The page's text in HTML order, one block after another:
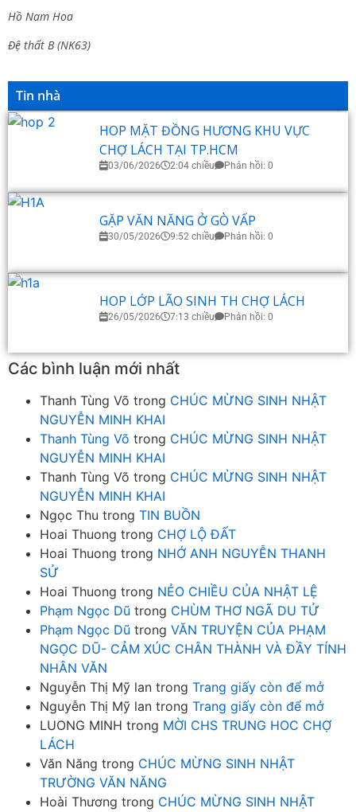
Hồ Nam Hoa
Đệ thất B (NK63)
Tin nhà
HOP MẶT ĐỒNG HƯƠNG KHU VỰC
CHỢ LÁCH TẠI TP.HCM
03/06/2026 2:04 chiều Phản hồi: 0
GẶP VĂN NĂNG Ở GÒ VẤP
30/05/2026 9:52 chiều Phản hồi: 0
HOP LỚP LÃO SINH TH CHỢ LÁCH
26/05/2026 7:13 chiều Phản hồi: 0
Các bình luận mới nhất
Thanh Tùng Võ trong CHÚC MỪNG SINH NHẬT
NGUYỄN MINH KHAI
Thanh Tùng Võ trong CHÚC MỪNG SINH NHẬT
NGUYỄN MINH KHAI
Thanh Tùng Võ trong CHÚC MỪNG SINH NHẬT
NGUYỄN MINH KHAI
Ngọc Thu trong TIN BUỒN
Hoai Thuong trong CHỢ LỘ ĐẤT
Hoai Thuong trong NHỚ ANH NGUYỄN THANH
SỬ
Hoai Thuong trong NẺO CHIỀU CỦA NHẬT LỆ
Phạm Ngọc Dũ trong CHÙM THƠ NGÃ DU TỬ
Phạm Ngọc Dũ trong VĂN TRUYỆN CỦA PHẠM
NGỌC DŨ- CẢM XÚC CHÂN THÀNH VÀ ĐẦY TÍNH
NHÂN VĂN
Nguyễn Thị Mỹ lan trong Trang giấy còn để mở
Nguyễn Thị Mỹ lan trong Trang giấy còn để mở
LUONG MINH trong MỜI CHS TRUNG HOC CHỢ
LÁCH
Văn Năng trong CHÚC MỪNG SINH NHẬT
TRƯỜNG VĂN NĂNG
Hoài Thương trong CHÚC MỪNG SINH NHẬT